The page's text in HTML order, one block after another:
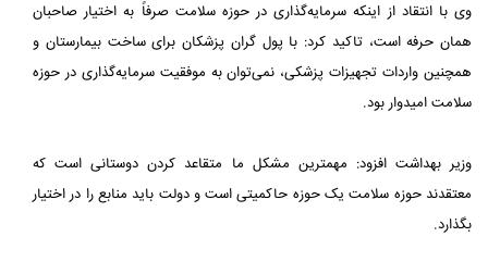
وی با انتقاد از اینکه سرمایه‌گذاری در حوزه سلامت صرفاً به اختیار صاحبان
همان حرفه است، تاکید کرد: با پول گران پزشکان برای ساخت بیمارستان و
همچنین واردات تجهیزات پزشکی، نمی‌توان به موفقیت سرمایه‌گذاری در حوزه
سلامت امیدوار بود.
وزیر بهداشت افزود: مهمترین مشکل ما متقاعد کردن دوستانی است که
معتقدند حوزه سلامت یک حوزه حاکمیتی است و دولت باید منابع را در اختیار
بگذارد.